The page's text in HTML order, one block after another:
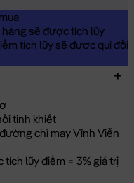
sẽ được tích lũy
tích lũy sẽ được qui đổi
tinh khiết
chỉ may Vĩnh Viễn
lũy điểm = 3% giá trị